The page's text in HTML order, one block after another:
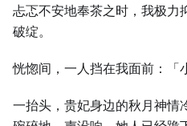
忐忑不安地奉茶之时，我极力
破绽。
恍惚间，一人挡在我面前：「
一抬头，贵妃身边的秋月神情